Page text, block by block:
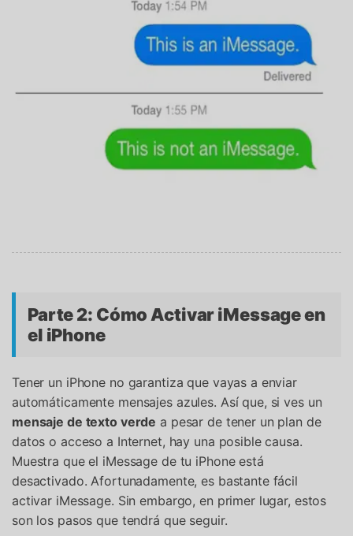
Parte 2: Cómo Activar iMessage en
el iPhone
Tener un iPhone no garantiza que vayas a enviar
automáticamente mensajes azules. Así que, si ves un
mensaje de texto verde a pesar de tener un plan de
datos o acceso a Internet, hay una posible causa.
Muestra que el iMessage de tu iPhone está
desactivado. Afortunadamente, es bastante fácil
activar iMessage. Sin embargo, en primer lugar, estos
son los pasos que tendrá que seguir.